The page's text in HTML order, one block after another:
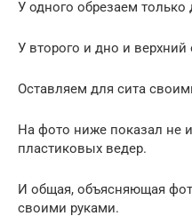
У одного обрезаем только
У второго и дно и верхний
Оставляем для сита
На фото ниже показал не
пластиковых ведер.
И общая, объясняющая
своими руками.